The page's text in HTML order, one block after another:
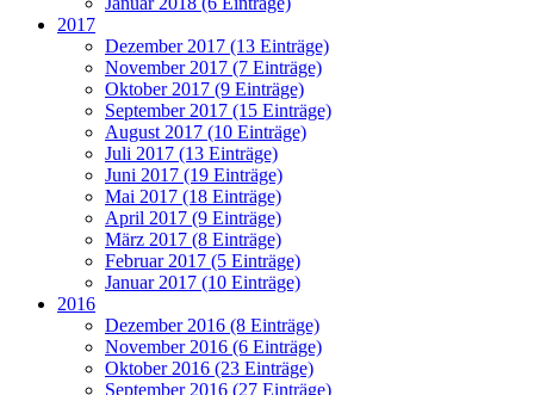
2017
Dezember 2017 (13 Einträge)
November 2017 (7 Einträge)
Oktober 2017 (9 Einträge)
September 2017 (15 Einträge)
August 2017 (10 Einträge)
Juli 2017 (13 Einträge)
Juni 2017 (19 Einträge)
Mai 2017 (18 Einträge)
April 2017 (9 Einträge)
März 2017 (8 Einträge)
Februar 2017 (5 Einträge)
Januar 2017 (10 Einträge)
2016
Dezember 2016 (8 Einträge)
November 2016 (6 Einträge)
Oktober 2016 (23 Einträge)
September 2016 (27 Einträge)